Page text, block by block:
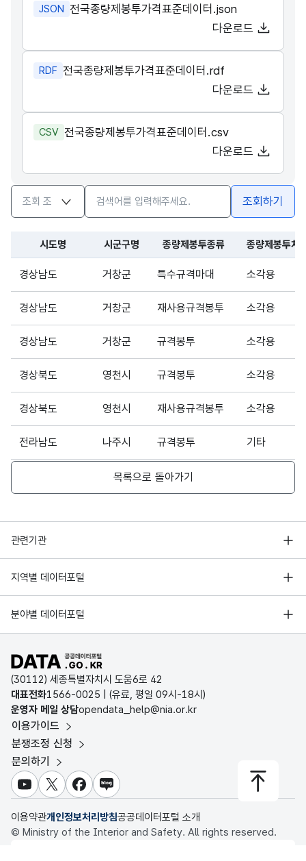
JSON 전국종량제봉투가격표준데이터.json
다운로드
RDF 전국종량제봉투가격표준데이터.rdf
다운로드
CSV 전국종량제봉투가격표준데이터.csv
다운로드
검색옵션 검색어 입력창
조회하기
시도명 시군구명 종량제봉투종류 종량제봉투처
경상남도 거창군 특수규격마대 소각용
경상남도 거창군 재사용규격봉투 소각용
경상남도 거창군 규격봉투 소각용
경상북도 영천시 규격봉투 소각용
경상북도 영천시 재사용규격봉투 소각용
전라남도 나주시 규격봉투 기타
장수군 규격봉투
전북특별자치도
전북특별자치도
전북특별자치도
전북특별자치도 장수군 규격봉투
전북특별자치도 장수군 재사용규격봉투
전북특별자치도
전북특별자치도 장수군 소각용
전북특별자치도 장수군 규격봉투
목록으로 돌아가기
관련기관
행정안전부
한국지능정보사회진흥원
국가정보자원관리원
지역별 데이터포털
서울 열린데이터광장
경기데이터드림
D-데이터허브
인천데이터포털
울산광역시 데이터포털
전남광주통합특별시 빅데이터 플랫폼
대전광역시 데이터포털
세종특별자치시 데이터포털
충청북도 데이터허브
분야별 데이터포털
기상자료개방포털
국토교통부 공간정보오픈플랫폼
환경부 환경데이터포털
문화데이터광장
농림축산식품 공공데이터포털
보건의료빅데이터개방시스템
식품의약품안전처 데이터포털
교육통계서비스
공공데이터포털 바로가기
(30112) 세종특별자치시 도움6로 42
대표전화1566-0025 | (유료, 평일 09시-18시)
운영자 메일 상담opendata_help@nia.or.kr
이용가이드
분쟁조정 신청
문의하기
유튜브X 페이스북
블로그
이용약관개인정보처리방침공공데이터포털 소개
© Ministry of the Interior and Safety. All rights reserved.